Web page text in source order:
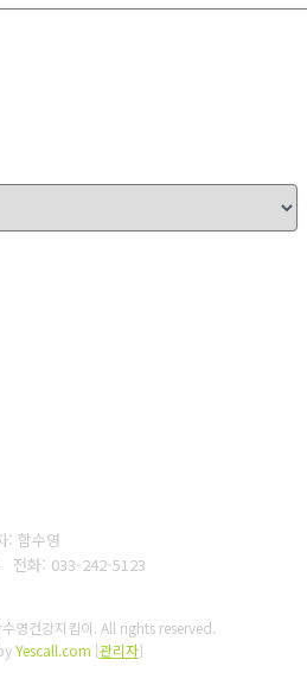
: 함수영
전화: 033-242-5123
영건강지킴이. All rights reserved.
Yescall.com [관리자]